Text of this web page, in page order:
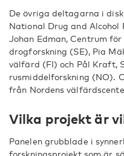
De övriga deltagarna i
National Drug and Alcohol
Johan Edman, Centrum
drogforskning (SE), Pia
välfärd (FI) och Pål Kraft,
rusmiddelforskning (NO).
från Nordens
Vilka projekt är
Panelen grubblade i
forskningsprojekt som är